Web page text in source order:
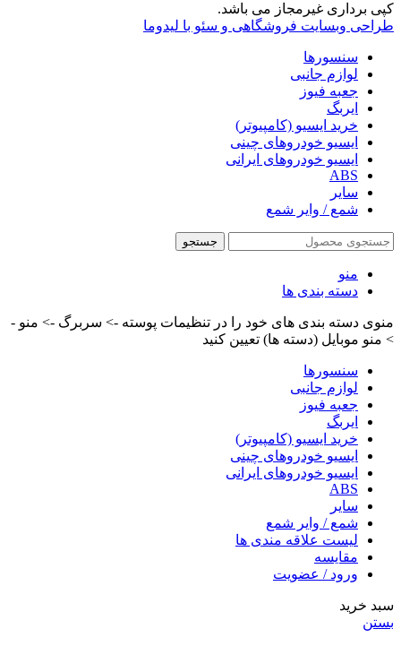
کپی برداری غیرمجاز می باشد.
طراحی وبسایت فروشگاهی و سئو با لیدوما
سنسورها
لوازم جانبی
جعبه فیوز
ایربگ
خرید ایسیو (کامپیوتر)
ایسیو خودروهای چینی
ایسیو خودروهای ایرانی
ABS
سایر
شمع / وایر شمع
جستجو
منو
دسته بندی ها
منوی دسته بندی های خود را در تنظیمات پوسته -> سربرگ -> منو -
> منو موبایل (دسته ها) تعیین کنید
سنسورها
لوازم جانبی
جعبه فیوز
ایربگ
خرید ایسیو (کامپیوتر)
ایسیو خودروهای چینی
ایسیو خودروهای ایرانی
ABS
سایر
شمع / وایر شمع
لیست علاقه مندی ها
مقایسه
ورود / عضویت
سبد خرید
بستن